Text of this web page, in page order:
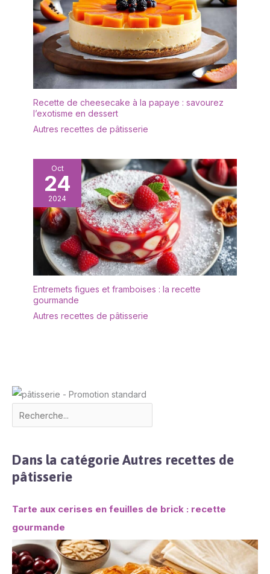
Recette de cheesecake à la papaye : savourez
l’exotisme en dessert
Autres recettes de pâtisserie
Oct
24
2024
Entremets figues et framboises : la recette
gourmande
Autres recettes de pâtisserie
Dans la catégorie Autres recettes de
pâtisserie
Tarte aux cerises en feuilles de brick : recette
gourmande